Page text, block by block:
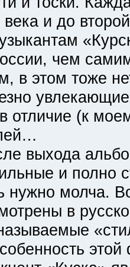
и до
чем
в этом тоже
(к
и полно
нужно молча.
в